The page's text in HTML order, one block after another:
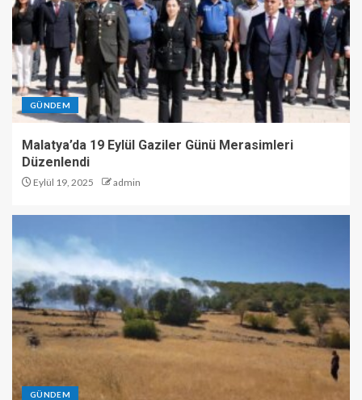
GÜNDEM
Malatya’da 19 Eylül Gaziler Günü Merasimleri
Düzenlendi
Eylül 19, 2025 admin
GÜNDEM